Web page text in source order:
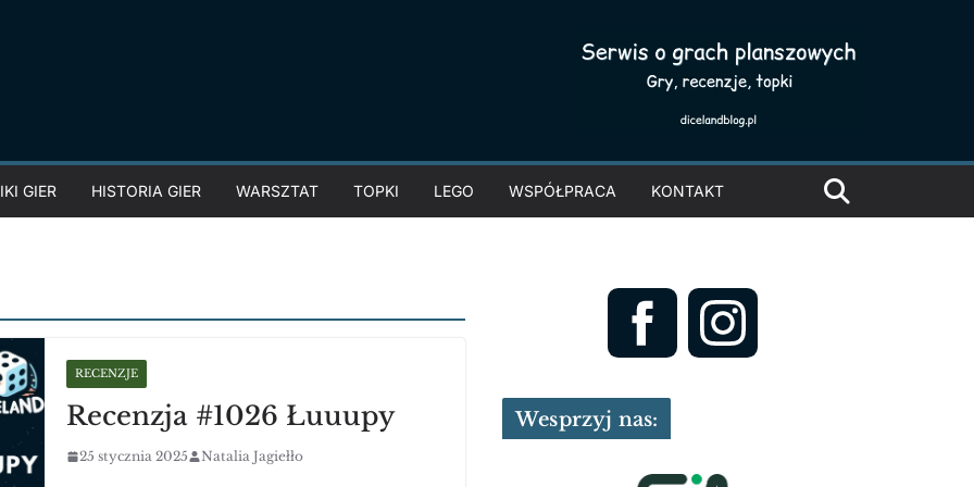
GIER HISTORIA GIER WARSZTAT TOPKI LEGO WSPÓŁPRACA KONTAKT
RECENZJE
Recenzja #1026 Łuuupy
25 stycznia 2025 Natalia Jagiełło
Wesprzyj nas: